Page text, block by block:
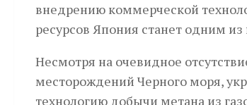
внедрению коммерческой
ресурсов Япония станет одним
Несмотря на очевидное
месторождений Черного моря,
технологию добычи метана из